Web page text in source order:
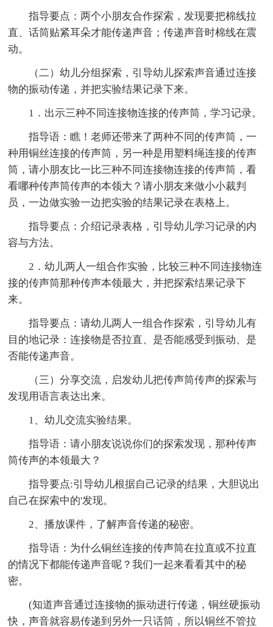
指导要点：两个小朋友合作探索，发现要把棉线拉
直、话筒贴紧耳朵才能传递声音；传递声音时棉线在震
动。
（二）幼儿分组探索，引导幼儿探索声音通过连接
物的振动传递，并把实验结果记录下来。
1．出示三种不同连接物连接的传声筒，学习记录。
指导语：瞧！老师还带来了两种不同的传声筒，一
种用铜丝连接的传声筒，另一种是用塑料绳连接的传声
筒，请小朋友比一比三种不同连接物连接的传声筒，看
看哪种传声筒传声的本领大？请小朋友来做小小裁判
员，一边做实验一边把实验的结果记录在表格上。
指导要点：介绍记录表格，引导幼儿学习记录的内
容与方法。
2．幼儿两人一组合作实验，比较三种不同连接物连
接的传声筒那种传声本领最大，并把探索结果记录下
来。
指导要点：请幼儿两人一组合作探索，引导幼儿有
目的地记录：连接物是否拉直、是否能感受到振动、是
否能传递声音。
（三）分享交流，启发幼儿把传声筒传声的探索与
发现用语言表达出来。
1、幼儿交流实验结果。
指导语：请小朋友说说你们的探索发现，那种传声
筒传声的本领最大？
指导要点:引导幼儿根据自己记录的结果，大胆说出
自己在探索中的'发现。
2、播放课件，了解声音传递的秘密。
指导语：为什么铜丝连接的传声筒在拉直或不拉直
的情况下都能传递声音呢？我们一起来看看其中的秘
密。
(知道声音通过连接物的振动进行传递，铜丝硬振动
快，声音就容易传递到另外一只话筒，所以铜丝不管拉